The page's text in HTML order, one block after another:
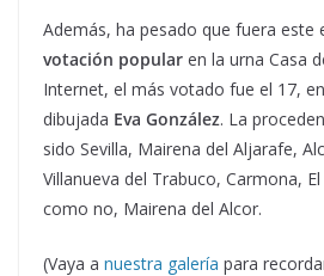
Además, ha pesado que fuera este
votación popular en la urna Casa
Internet, el más votado fue el 17,
dibujada Eva González. La
sido Sevilla, Mairena del Aljarafe,
Villanueva del Trabuco, Carmona,
como no, Mairena del Alcor.
(Vaya a nuestra galería para